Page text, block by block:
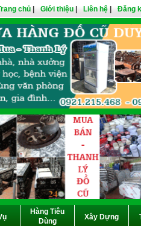
chủ Giới thiệu Liên hệ Đăng
Hàng Tiêu
Dùng
Xây Dựng